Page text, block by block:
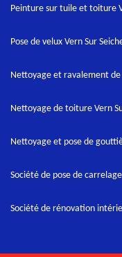
Peinture sur tuile et toiture
Pose de velux Vern Sur
Nettoyage et ravalement de
Nettoyage de toiture Vern
Nettoyage et pose de
Société de pose de
Société de rénovation